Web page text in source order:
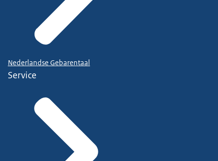
Nederlandse Gebarentaal
Service